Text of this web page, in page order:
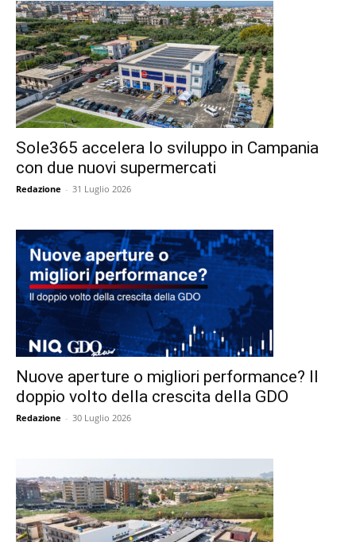
Sole365 accelera lo sviluppo in Campania
con due nuovi supermercati
Redazione - 31 Luglio 2026
Nuove aperture o migliori performance? Il
doppio volto della crescita della GDO
Redazione - 30 Luglio 2026